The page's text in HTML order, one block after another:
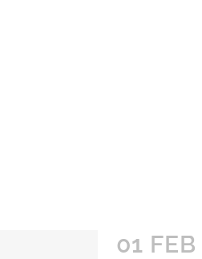
01 FEB